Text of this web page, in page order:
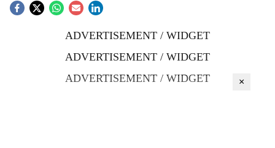
ADVERTISEMENT / WIDGET
ADVERTISEMENT / WIDGET
ADVERTISEMENT / WIDGET
×